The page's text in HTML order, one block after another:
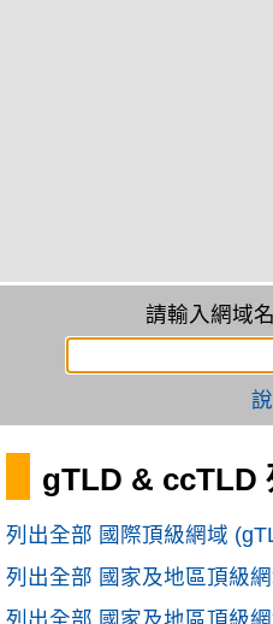
請輸入網域
gTLD & ccTLD
列出全部 國際頂級網域
列出全部 國家及地區頂級
列出全部 國家及地區頂級